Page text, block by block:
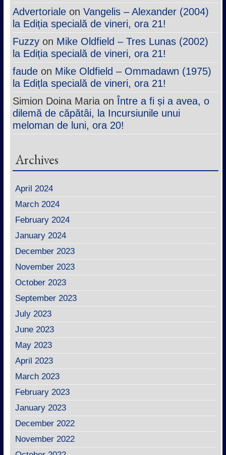
Advertorialeon Vangelis – Alexander (2004)
la Ediția specială de vineri, ora 21!
Fuzzyon Mike Oldfield – Tres Lunas (2002)
la Ediția specială de vineri, ora 21!
faudeon Mike Oldfield – Ommadawn (1975)
la Edițla specială de vineri, ora 21!
Simion Doina MariaonÎntre a fi și a avea, o
dilemă de căpătâi, la Incursiunile unui
meloman de luni, ora 20!
Archives
April 2024
March 2024
February 2024
January 2024
December 2023
November 2023
October 2023
September 2023
July 2023
June 2023
May 2023
April 2023
March 2023
February 2023
January 2023
December 2022
November 2022